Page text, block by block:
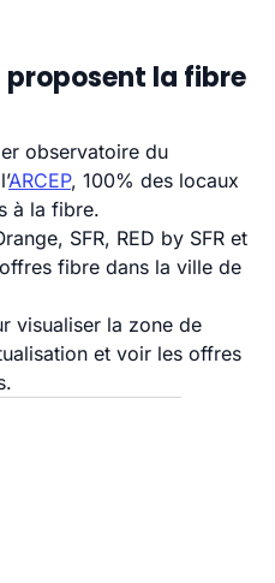
proposent la fibre
observatoire du
ARCEP, 100% des locaux
à la fibre.
SFR, RED by SFR et
fibre dans la ville de
visualiser la zone de
et voir les offres